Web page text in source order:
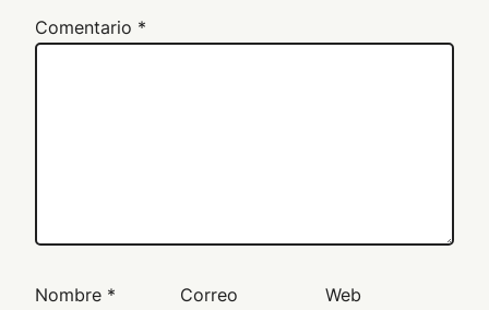
Comentario *
Nombre * Correo Web